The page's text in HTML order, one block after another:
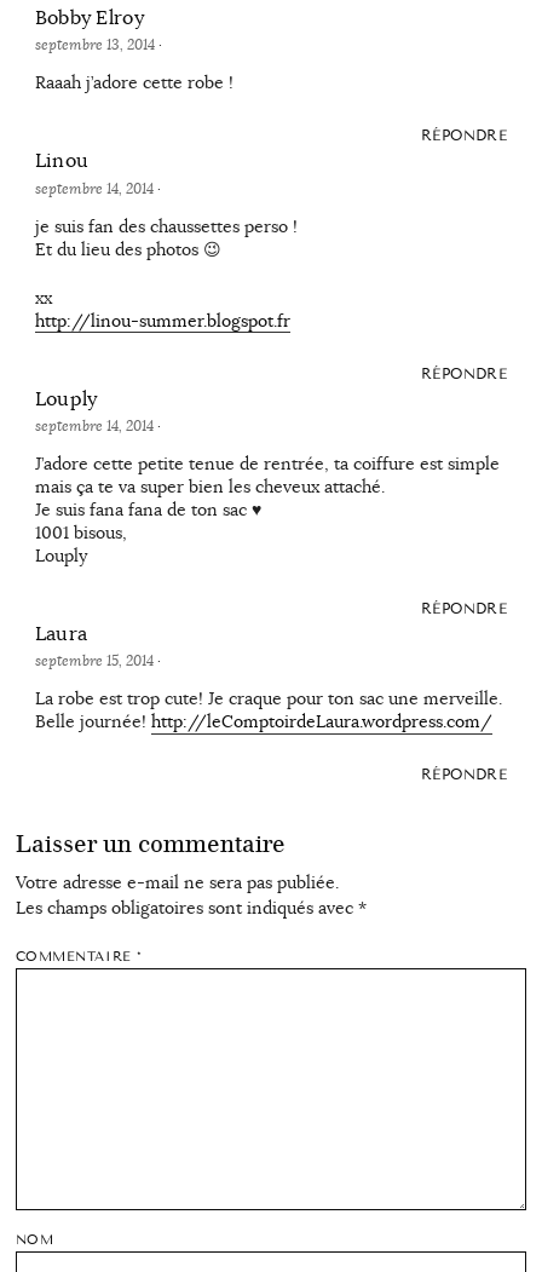
Bobby Elroy
septembre 13, 2014·
Raaah j’adore cette robe !
RÉPONDRE
Linou
septembre 14, 2014·
je suis fan des chaussettes perso !
Et du lieu des photos 😉
xx
http://linou-summer.blogspot.fr
RÉPONDRE
Louply
septembre 14, 2014·
J’adore cette petite tenue de rentrée, ta coiffure est simple
mais ça te va super bien les cheveux attaché.
Je suis fana fana de ton sac ♥
1001 bisous,
Louply
RÉPONDRE
Laura
septembre 15, 2014·
La robe est trop cute! Je craque pour ton sac une merveille.
Belle journée! http://leComptoirdeLaura.wordpress.com/
RÉPONDRE
Laisser un commentaire
Votre adresse e-mail ne sera pas publiée.
Les champs obligatoires sont indiqués avec *
COMMENTAIRE*
NOM